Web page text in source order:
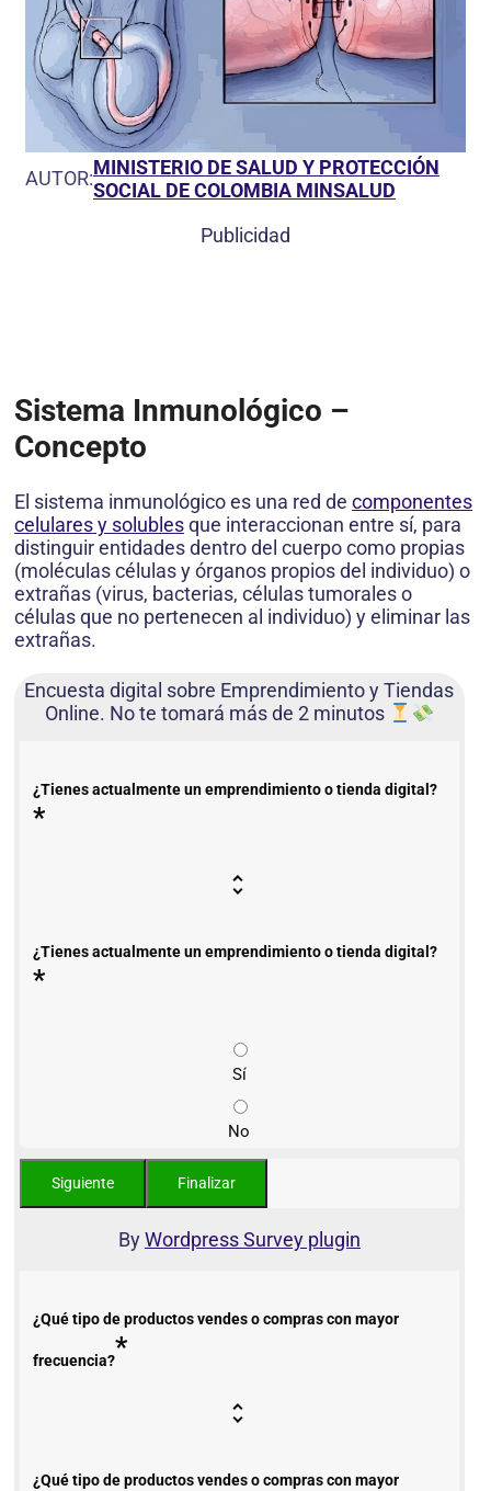
AUTOR:MINISTERIO DE SALUD Y PROTECCIÓN
SOCIAL DE COLOMBIA MINSALUD
Publicidad
Sistema Inmunológico –
Concepto
El sistema inmunológico es una red de componentes
celulares y solublesque interaccionan entre sí, para
distinguir entidades dentro del cuerpo como propias
(moléculas células y órganos propios del individuo) o
extrañas (virus, bacterias, células tumorales o
células que no pertenecen al individuo) y eliminar las
extrañas.
Encuesta digital sobre Emprendimiento y Tiendas
Online. No te tomará más de 2 minutos
¿Tienes actualmente un emprendimiento o tienda digital?
*
¿Tienes actualmente un emprendimiento o tienda digital?
*
Sí
No
ByWordpress Survey plugin
¿Qué tipo de productos vendes o compras con mayor
frecuencia?*
¿Qué tipo de productos vendes o compras con mayor